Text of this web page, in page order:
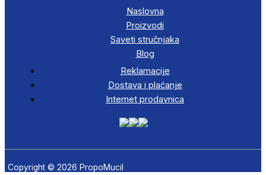
Naslovna
Proizvodi
Saveti stručnjaka
Blog
Reklamacije
Dostava i plaćanje
Internet prodavnica
Copyright © 2026 PropoMucil